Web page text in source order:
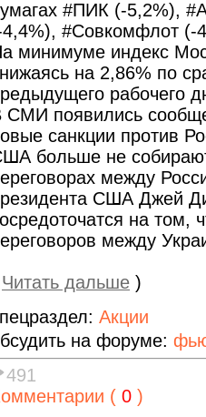
#ПИК (-5,2%),
4,4%), #Совкомфлот (-
минимуме индекс
на 2,86% по
рабочего
СМИ появились
санкции против
больше не
между
США Джей
на том,
между
Читать дальше )
Акции
на форуме:
491
( 0 )